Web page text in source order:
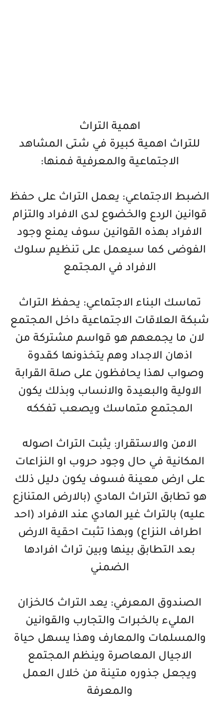
اهمية التراث
للتراث اهمية كبيرة في شتى المشاهد
الاجتماعية والمعرفية فمنها:
الضبط الاجتماعي: يعمل التراث على حفظ
قوانين الردع والخضوع لدى الافراد والتزام
الافراد بهذه القوانين سوف يمنع وجود
الفوضى كما سيعمل على تنظيم سلوك
الافراد في المجتمع
تماسك البناء الاجتماعي: يحفظ التراث
شبكة العلاقات الاجتماعية داخل المجتمع
لان ما يجمعهم هو قواسم مشتركة من
اذهان الاجداد وهم يتخذونها كقدوة
وصواب لهذا يحافظون على صلة القرابة
الاولية والبعيدة والانساب وبذلك يكون
المجتمع متماسك ويصعب تفككه
الامن والاستقرار: يثبت التراث اصوله
المكانية في حال وجود حروب او النزاعات
على ارض معينة فسوف يكون دليل ذلك
هو تطابق التراث المادي (بالارض المتنازع
عليه) بالتراث غير المادي عند الافراد (احد
اطراف النزاع) وبهذا تثبت احقية الارض
بعد التطابق بينها وبين تراث افرادها
الضمني
الصندوق المعرفي: يعد التراث كالخزان
المليء بالخبرات والتجارب والقوانين
والمسلمات والمعارف وهذا يسهل حياة
الاجيال المعاصرة وينظم المجتمع
ويجعل جذوره متينة من خلال العمل
والمعرفة